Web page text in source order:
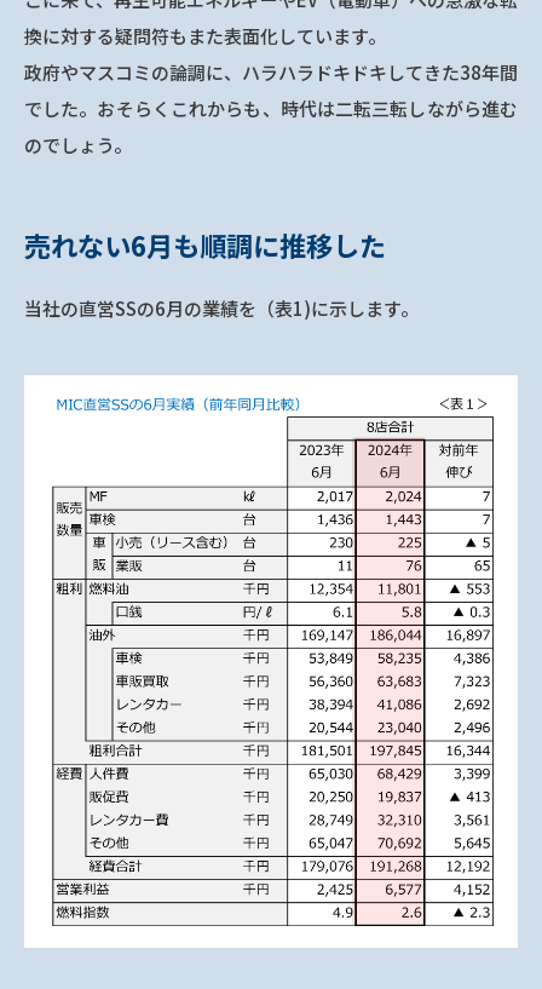
換に対する疑問符もまた表面化しています。
政府やマスコミの論調に、ハラハラドキドキしてきた38年間
でした。おそらくこれからも、時代は二転三転しながら進む
のでしょう。
売れない6月も順調に推移した
当社の直営SSの6月の業績を（表1)に示します。